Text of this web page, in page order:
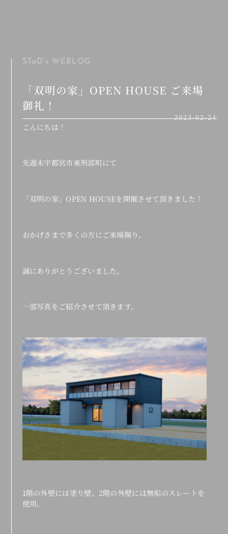
STaD's WEBLOG
「双明の家」OPEN HOUSE ご来場
御礼！
2023-02-24
こんにちは！
先週末宇都宮市東刑部町にて
「双明の家」OPEN HOUSEを開催させて頂きました！
おかげさまで多くの方にご来場賜り、
誠にありがとうございました。
一部写真をご紹介させて頂きます。
1階の外壁には塗り壁、2階の外壁には無垢のスレートを
使用。